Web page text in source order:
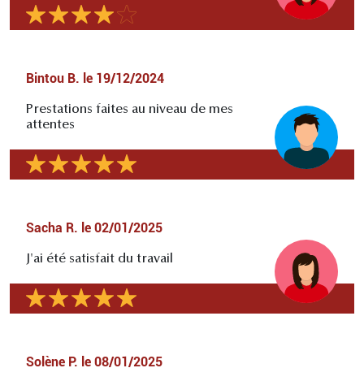
Bintou B. le 19/12/2024
Prestations faites au niveau de mes
attentes
Sacha R. le 02/01/2025
J'ai été satisfait du travail
Solène P. le 08/01/2025